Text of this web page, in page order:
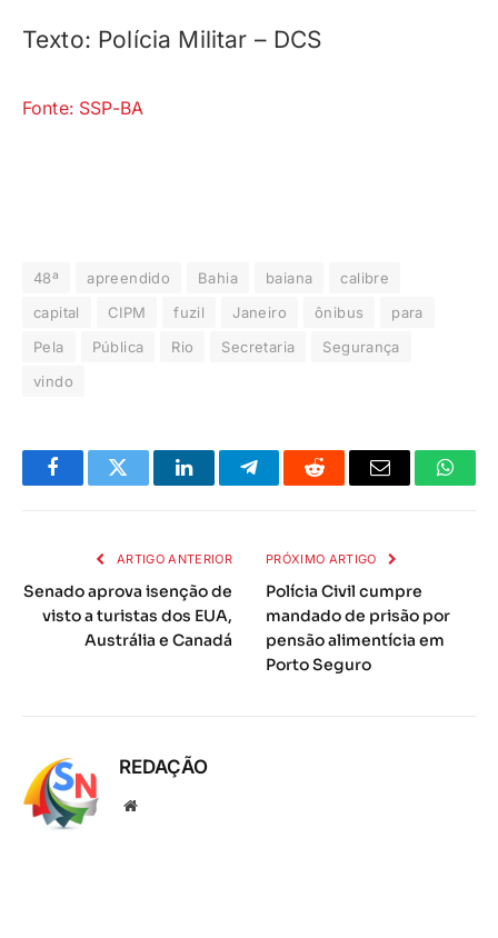
Texto: Polícia Militar – DCS
Fonte: SSP-BA
48ª apreendido Bahia baiana
calibre
capital
CIPM fuzil Janeiro ônibus
para
Pela
Pública Rio Secretaria
Segurança
vindo
FacebookTwitter LinkedInTelegramaReddit
E-
ARTIGO ANTERIOR
Senado aprova isenção de
visto a turistas dos EUA,
Austrália e Canadá
PRÓXIMO ARTIGO
Polícia Civil cumpre
mandado de prisão por
pensão alimentícia em
Porto Seguro
REDAÇÃO
Local